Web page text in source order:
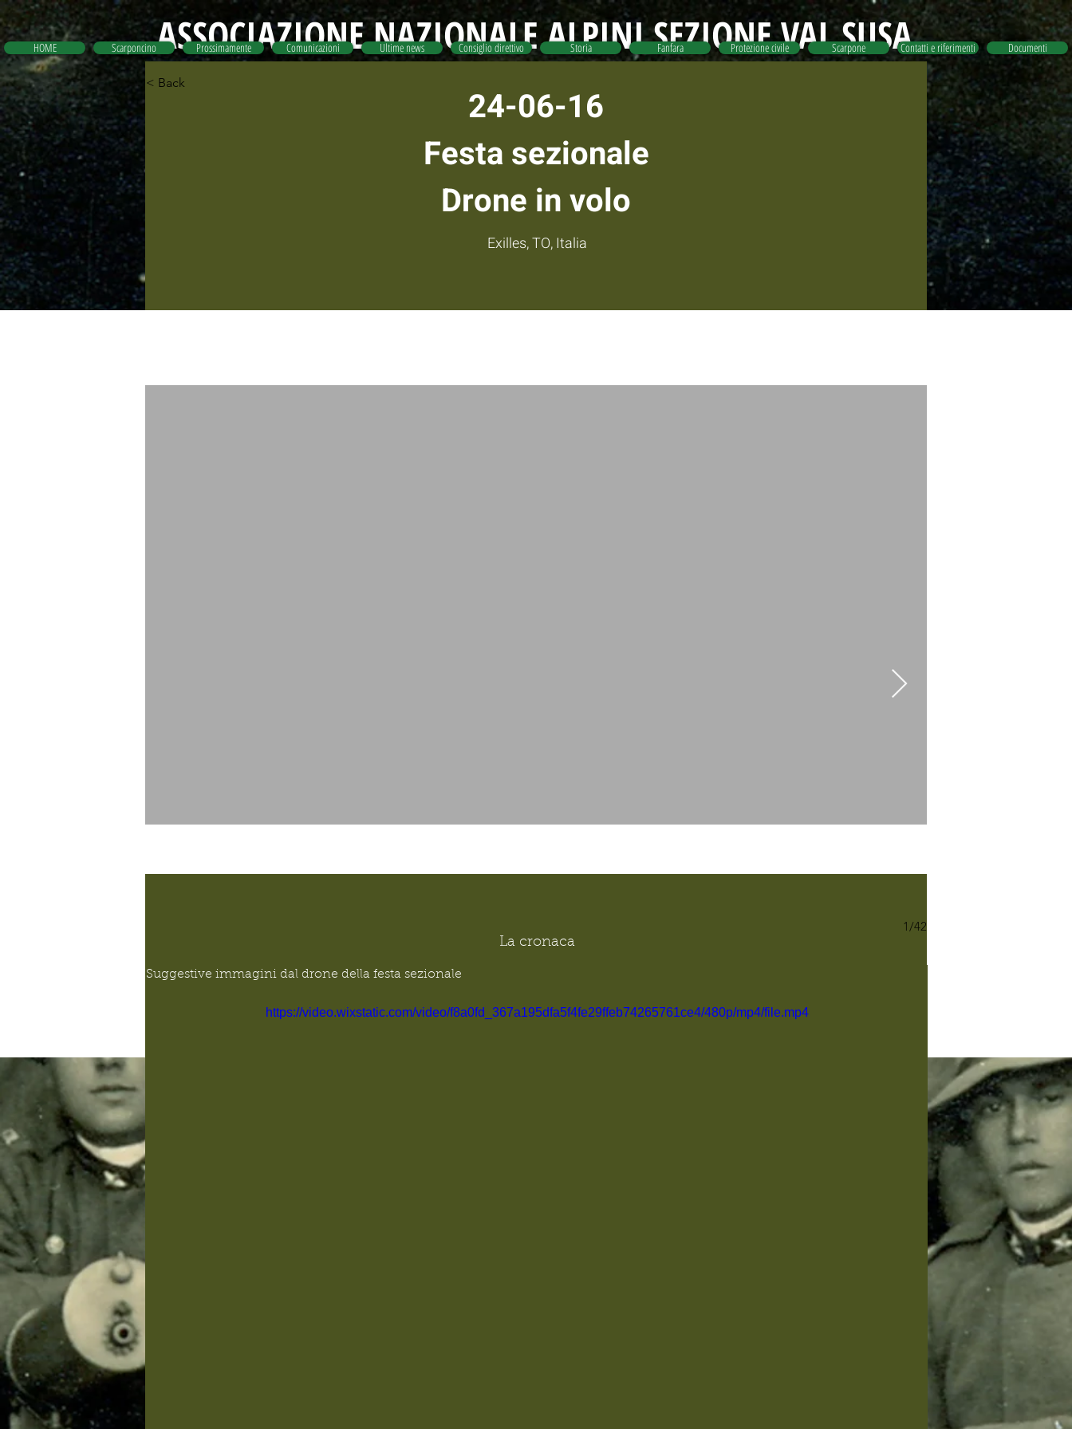
ASSOCIAZIONE NAZIONALE ALPINI SEZIONE VAL SUSA
< Back
24-06-16
Festa sezionale
Drone in volo
Exilles, TO, Italia
1/42
La cronaca
Suggestive immagini dal drone della festa sezionale
https://video.wixstatic.com/video/f8a0fd_367a195dfa5f4fe29ffeb74265761ce4/480p/mp4/file.mp4
HOME Scarponcino Prossimamente Comunicazioni Ultime news Consiglio direttivo Storia Fanfara Protezione civile Scarpone Contatti e riferimenti Documenti